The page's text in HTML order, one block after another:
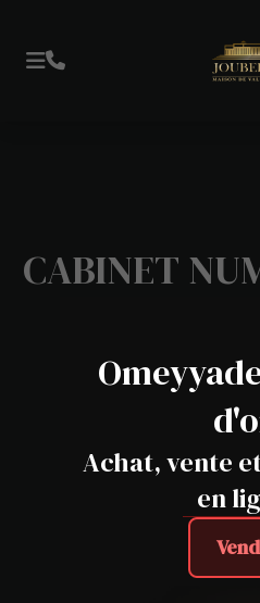
CABINET
Achat, vente
en